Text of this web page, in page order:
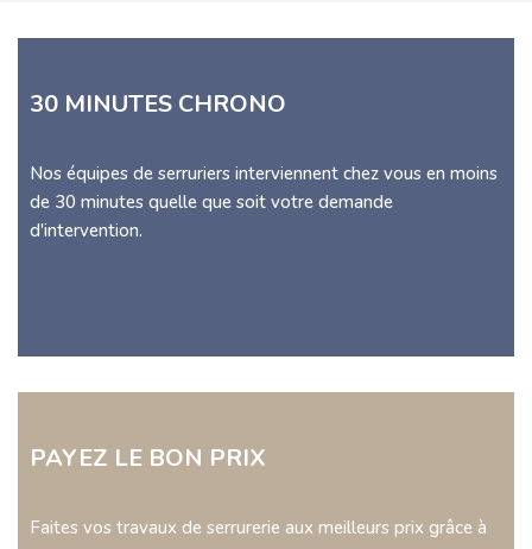
30 MINUTES CHRONO
Nos équipes de serruriers interviennent chez vous en moins
de 30 minutes quelle que soit votre demande
d'intervention.
PAYEZ LE BON PRIX
Faites vos travaux de serrurerie aux meilleurs prix grâce à